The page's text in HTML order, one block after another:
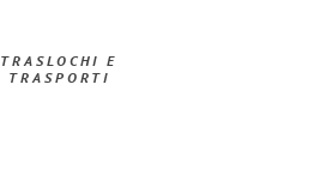
TRASLOCHI E
TRASPORTI​